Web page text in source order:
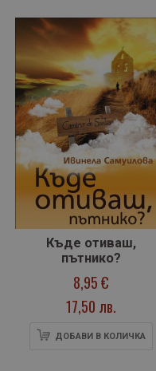
Къде отиваш,
пътнико?
8,95 €
17,50 лв.
ДОБАВИ В КОЛИЧКА